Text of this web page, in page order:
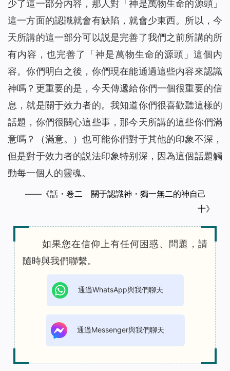
少了這一部分内容，那人對「神是萬物生命的源頭」
這一方面的認識就會有缺陷，就會少東西。所以，今
天所講的這一部分可以説是完善了我們之前所講的所
有内容，也完善了「神是萬物生命的源頭」這個内
容。你們明白之後，你們現在能通過這些内容來認識
神嗎？更重要的是，今天傳遞給你們一個很重要的信
息，就是關于效力者的。我知道你們很喜歡聽這樣的
話題，你們很關心這些事，那今天所講的這些你們滿
意嗎？（滿意。）也可能你們對于其他的印象不深，
但是對于效力者的説法印象特别深，因為這個話題觸
動每一個人的靈魂。
——《話・卷二 關于認識神・獨一無二的神自己
十》
如果您在信仰上有任何困惑、問題，請
隨時與我們聯繫。
通過WhatsApp與我們聊天
通過Messenger與我們聊天